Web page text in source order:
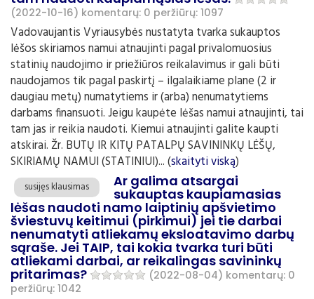
(2022-10-16) komentarų: 0 peržiūrų: 1097
Vadovaujantis Vyriausybės nustatyta tvarka sukauptos
lėšos skiriamos namui atnaujinti pagal privalomuosius
statinių naudojimo ir priežiūros reikalavimus ir gali būti
naudojamos tik pagal paskirtį – ilgalaikiame plane (2 ir
daugiau metų) numatytiems ir (arba) nenumatytiems
darbams finansuoti. Jeigu kaupėte lėšas namui atnaujinti, tai
tam jas ir reikia naudoti. Kiemui atnaujinti galite kaupti
atskirai. Žr. BUTŲ IR KITŲ PATALPŲ SAVININKŲ LĖŠŲ,
SKIRIAMŲ NAMUI (STATINIUI)... (skaityti viską)
susijęs klausimas Ar galima atsargai
sukauptas kaupiamasias
lėšas naudoti namo laiptinių apšvietimo
šviestuvų keitimui (pirkimui) jei tie darbai
nenumatyti atliekamų eksloatavimo darbų
sąraše. Jei TAIP, tai kokia tvarka turi būti
atliekami darbai, ar reikalingas savininkų
pritarimas? (2022-08-04) komentarų: 0
peržiūrų: 1042